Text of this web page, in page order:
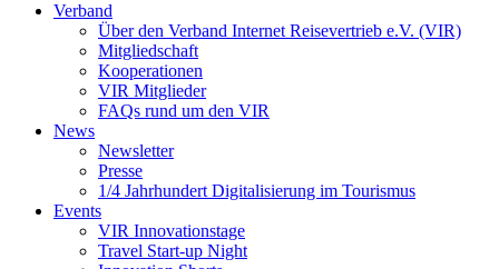
Verband
Über den Verband Internet Reisevertrieb e.V. (VIR)
Mitgliedschaft
Kooperationen
VIR Mitglieder
FAQs rund um den VIR
News
Newsletter
Presse
1/4 Jahrhundert Digitalisierung im Tourismus
Events
VIR Innovationstage
Travel Start-up Night